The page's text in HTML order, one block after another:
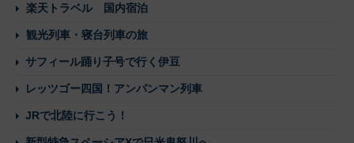
楽天トラベル 国内宿泊
観光列車・寝台列車の旅
サフィール踊り子号で行く伊豆
レッツゴー四国！アンパンマン列車
JRで北陸に行こう！